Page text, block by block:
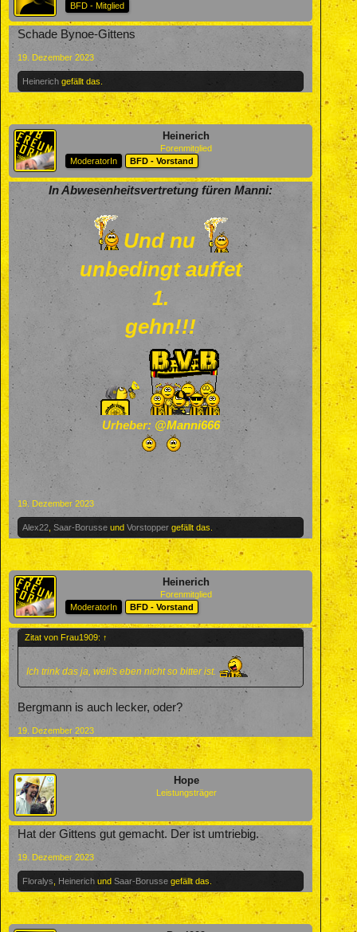
BFD - Mitglied
Schade Bynoe-Gittens
19. Dezember 2023
Heinerich gefällt das.
Heinerich
Forenmitglied
ModeratorIn
BFD - Vorstand
In Abwesenheitsvertretung füren Manni:
Und nu
unbedingt auffet
1.
gehn!!!
Urheber: @Manni666
19. Dezember 2023
Alex22 Saar-Borusse und Vorstopper gefällt das.
Heinerich
Forenmitglied
ModeratorIn
BFD - Vorstand
Zitat von Frau1909: ↑
Ich trink das ja, weil's eben nicht so bitter ist.
Bergmann is auch lecker, oder?
19. Dezember 2023
Hope
Leistungsträger
Hat der Gittens gut gemacht. Der ist umtriebig.
19. Dezember 2023
Floralys Heinerich und Saar-Borusse gefällt das.